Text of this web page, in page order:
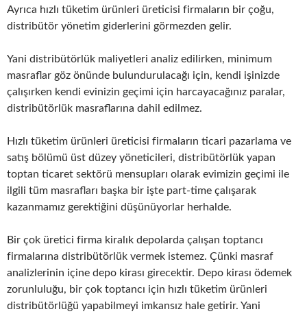
Ayrıca hızlı tüketim ürünleri üreticisi firmaların bir çoğu,
distribütör yönetim giderlerini görmezden gelir.
Yani distribütörlük maliyetleri analiz edilirken, minimum
masraflar göz önünde bulundurulacağı için, kendi işinizde
çalışırken kendi evinizin geçimi için harcayacağınız paralar,
distribütörlük masraflarına dahil edilmez.
Hızlı tüketim ürünleri üreticisi firmaların ticari pazarlama ve
satış bölümü üst düzey yöneticileri, distribütörlük yapan
toptan ticaret sektörü mensupları olarak evimizin geçimi ile
ilgili tüm masrafları başka bir işte part-time çalışarak
kazanmamız gerektiğini düşünüyorlar herhalde.
Bir çok üretici firma kiralık depolarda çalışan toptancı
firmalarına distribütörlük vermek istemez. Çünki masraf
analizlerinin içine depo kirası girecektir. Depo kirası ödemek
zorunluluğu, bir çok toptancı için hızlı tüketim ürünleri
distribütörlüğü yapabilmeyi imkansız hale getirir. Yani